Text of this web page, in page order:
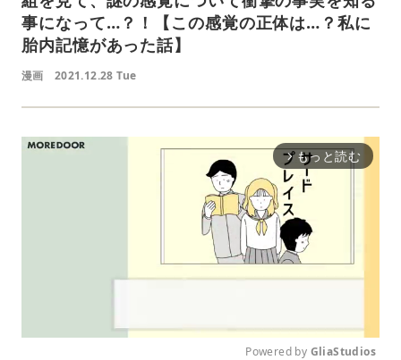
事になって…？！【この感覚の正体は…？私に
胎内記憶があった話】
漫画 2021.12.28 Tue
arrow_forward_ios もっと読む
Powered by GliaStudios